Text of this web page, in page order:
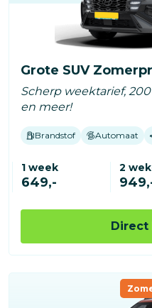
Grote SUV
Scherp weektarief,
en meer!
Brandstof Automaat
1 week
649,-
2
Direct